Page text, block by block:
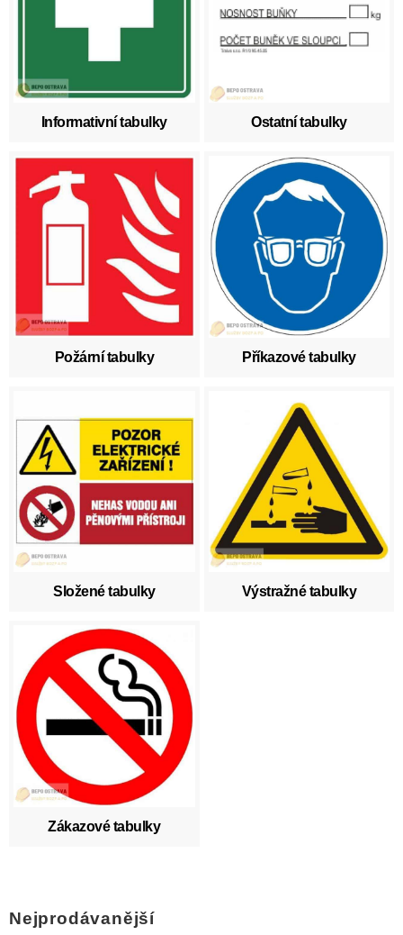
Informativní tabulky Ostatní tabulky
Požární tabulky Příkazové tabulky
Složené tabulky Výstražné tabulky
Zákazové tabulky
Nejprodávanější